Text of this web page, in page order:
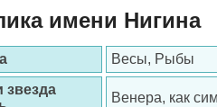
имени Нигина
Весы, Рыбы
звезда
Венера, как